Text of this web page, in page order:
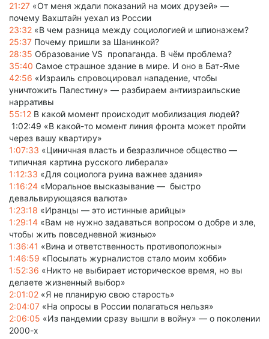
21:27 «От меня ждали показаний на моих друзей» —
почему Вахштайн уехал из России
23:32 «В чем разница между социологией и шпионажем?
25:37 Почему пришли за Шанинкой?
28:35 Образование VS пропагандa. В чём проблема?
35:40 Самое страшное здание в мире. И оно в Бат-Яме
42:56 «Израиль спровоцировал нападение, чтобы
уничтожить Палестину» — разбираем антиизраильские
нарративы
55:12 В какой момент происходит мобилизация людей?
1:02:49 «В какой-то момент линия фронта может пройти
через вашу квартиру»
1:07:33 «Циничная власть и безразличное общество —
типичная картина русского либерала»
1:12:33 «Для социолога руина важнее здания»
1:16:24 «Моральное высказывание — быстро
девальвирующаяся валюта»
1:23:18 «Иранцы — это истинные арийцы»
1:29:14 «Вам не нужно задаваться вопросом о добре и зле,
чтобы жить повседневной жизнью»
1:36:41 «Вина и ответственность противоположны»
1:46:59 «Посылать журналистов стало моим хобби»
1:52:36 «Никто не выбирает историческое время, но вы
делаете жизненный выбор»
2:01:02 «Я не планирую свою старость»
2:04:07 «На опросы в России полагаться нельзя»
2:06:05 «Из пандемии сразу вышли в войну» — о поколении
2000-х